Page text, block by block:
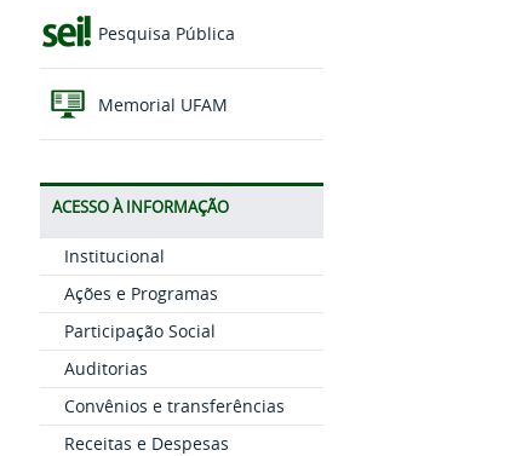
Pesquisa Pública
Memorial UFAM
ACESSO À INFORMAÇÃO
Institucional
Ações e Programas
Participação Social
Auditorias
Convênios e transferências
Receitas e Despesas